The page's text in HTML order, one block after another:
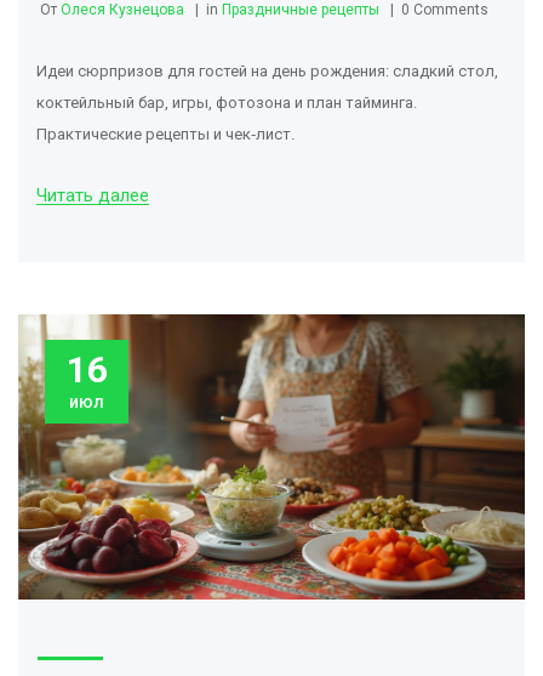
От Олеся Кузнецова in Праздничные рецепты 0 Comments
Идеи сюрпризов для гостей на день рождения: сладкий стол,
коктейльный бар, игры, фотозона и план тайминга.
Практические рецепты и чек‑лист.
Читать далее
16
июл